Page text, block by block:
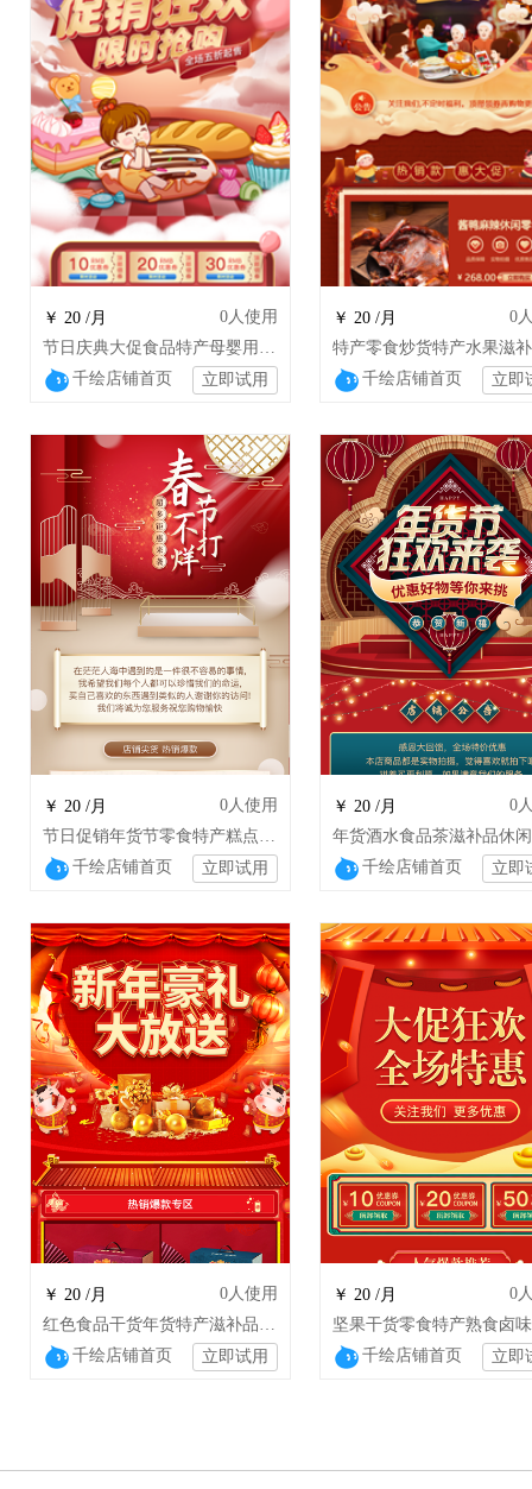
￥ 20 /月 0人使用
节日庆典大促食品特产母婴用品家居日用
千绘店铺首页
立即试用
￥ 20 /月 0
千绘店铺首页 立即
￥ 20 /月 0人使用
节日促销年货节零食特产糕点坚果店铺装修
千绘店铺首页
立即试用
￥ 20 /月 0
千绘店铺首页 立即
￥ 20 /月 0人使用
红色食品干货年货特产滋补品零食店铺装修
千绘店铺首页
立即试用
￥ 20 /月 0
千绘店铺首页 立即